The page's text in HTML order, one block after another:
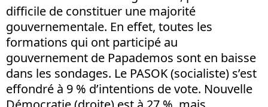
difficile de constituer une majorité
gouvernementale. En effet, toutes les
formations qui ont participé au
gouvernement de Papademos sont en baisse
dans les sondages. Le PASOK (socialiste) s’est
effondré à 9 % d’intentions de vote. Nouvelle